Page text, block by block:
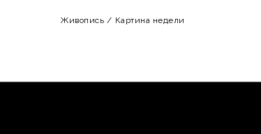
Живопись / Картина недели